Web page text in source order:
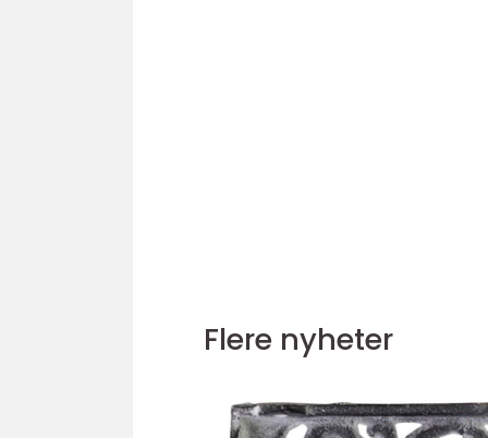
Flere nyheter